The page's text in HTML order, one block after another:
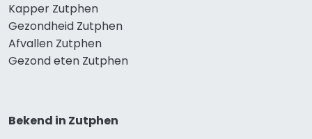
Kapper Zutphen
Gezondheid Zutphen
Afvallen Zutphen
Gezond eten Zutphen
Bekend in Zutphen